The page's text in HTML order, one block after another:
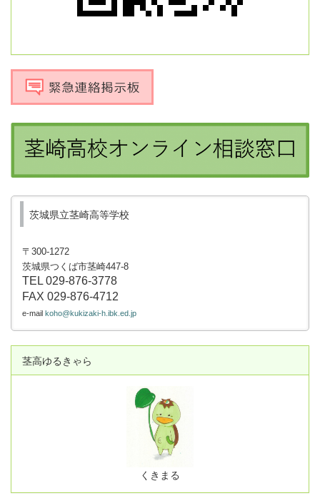
茨城県立茎崎高等学校
〒300-1272
茨城県つくば市茎崎447-8
TEL 029-876-3778
FAX 029-876-4712
e-mail koho@kukizaki-h.ibk.ed.jp
茎高ゆるきゃら
くきまる